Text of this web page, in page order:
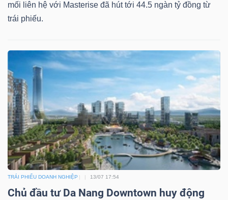
mối liên hệ với Masterise đã hút tới 44.5 ngàn tỷ đồng từ
trái phiếu.
TRÁI PHIẾU DOANH NGHIỆP 13/07 17:54
Chủ đầu tư Da Nang Downtown huy động